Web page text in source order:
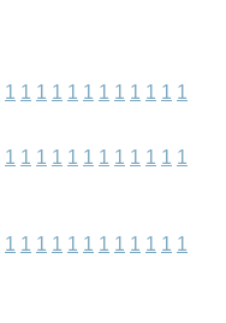
1 1 1 1 1 1 1 1 1 1 1 1
1 1 1 1 1 1 1 1 1 1 1 1
1 1 1 1 1 1 1 1 1 1 1 1